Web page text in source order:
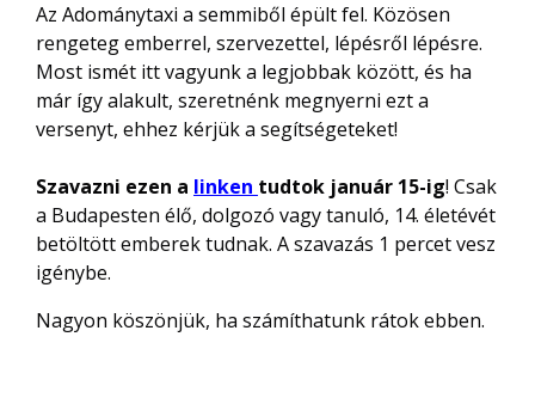
Az Adománytaxi a semmiből épült fel. Közösen
rengeteg emberrel, szervezettel, lépésről lépésre.
Most ismét itt vagyunk a legjobbak között, és ha
már így alakult, szeretnénk megnyerni ezt a
versenyt, ehhez kérjük a segítségeteket!
Szavazni ezen a linken tudtok január 15-ig! Csak
a Budapesten élő, dolgozó vagy tanuló, 14. életévét
betöltött emberek tudnak. A szavazás 1 percet vesz
igénybe.
Nagyon köszönjük, ha számíthatunk rátok ebben.